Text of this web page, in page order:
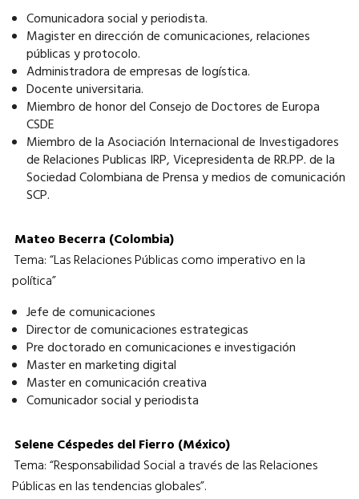
Comunicadora social y periodista.
Magister en dirección de comunicaciones, relaciones
públicas y protocolo.
Administradora de empresas de logística.
Docente universitaria.
Miembro de honor del Consejo de Doctores de Europa
CSDE
Miembro de la Asociación Internacional de Investigadores
de Relaciones Publicas IRP, Vicepresidenta de RR.PP. de la
Sociedad Colombiana de Prensa y medios de comunicación
SCP.
Mateo Becerra (Colombia)
Tema: “Las Relaciones Públicas como imperativo en la
política”
Jefe de comunicaciones
Director de comunicaciones estrategicas
Pre doctorado en comunicaciones e investigación
Master en marketing digital
Master en comunicación creativa
Comunicador social y periodista
Selene Céspedes del Fierro (México)
Tema: “Responsabilidad Social a través de las Relaciones
Públicas en las tendencias globales”.